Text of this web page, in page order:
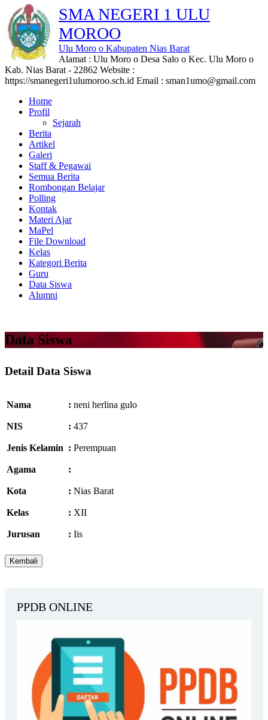
SMA NEGERI 1 ULU
MOROO
Ulu Moro o Kabupaten Nias Barat
Alamat : Ulu Moro o Desa Salo o Kec. Ulu Moro o
Kab. Nias Barat - 22862 Website :
https://smanegeri1ulumoroo.sch.id Email : sman1umo@gmail.com
Home
Profil
Sejarah
Berita
Artikel
Galeri
Staff & Pegawai
Semua Berita
Rombongan Belajar
Polling
Kontak
Materi Ajar
MaPel
File Download
Kelas
Kategori Berita
Guru
Data Siswa
Alumni
Data Siswa
Detail Data Siswa
Nama : neni herlina gulo
NIS : 437
Jenis Kelamin : Perempuan
Agama :
Kota : Nias Barat
Kelas : XII
Jurusan : Iis
PPDB ONLINE